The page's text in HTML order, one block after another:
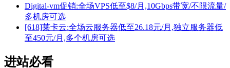
Digital-vm促销:全场VPS低至$8/月,10Gbps带宽/不限流量/
多机房可选
[618]莱卡云:全场云服务器低至26.18元/月,独立服务器低
至450元/月,多个机房可选
进站必看